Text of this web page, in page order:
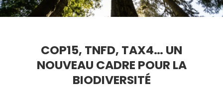
COP15, TNFD, TAX4… UN
NOUVEAU CADRE POUR LA
BIODIVERSITÉ